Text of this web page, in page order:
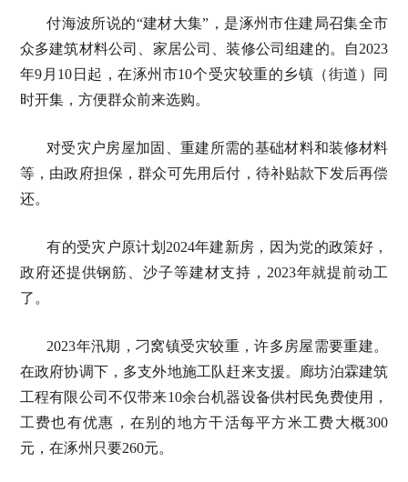
付海波所说的“建材大集”，是涿州市住建局召集全市
众多建筑材料公司、家居公司、装修公司组建的。自2023
年9月10日起，在涿州市10个受灾较重的乡镇（街道）同
时开集，方便群众前来选购。
对受灾户房屋加固、重建所需的基础材料和装修材料
等，由政府担保，群众可先用后付，待补贴款下发后再偿
还。
有的受灾户原计划2024年建新房，因为党的政策好，
政府还提供钢筋、沙子等建材支持，2023年就提前动工
了。
2023年汛期，刁窝镇受灾较重，许多房屋需要重建。
在政府协调下，多支外地施工队赶来支援。廊坊泊霖建筑
工程有限公司不仅带来10余台机器设备供村民免费使用，
工费也有优惠，在别的地方干活每平方米工费大概300
元，在涿州只要260元。